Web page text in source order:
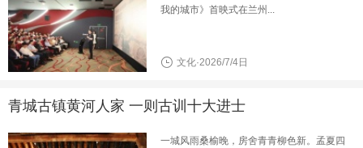
我的城市》首映式在兰州...
文化·2026/7/4日
青城古镇黄河人家 一则古训十大进士
一城风雨桑榆晚，房舍青青柳色新。孟夏四